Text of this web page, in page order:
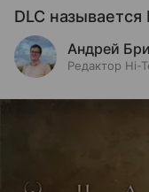
DLC
Андрей
Редактор Hi-